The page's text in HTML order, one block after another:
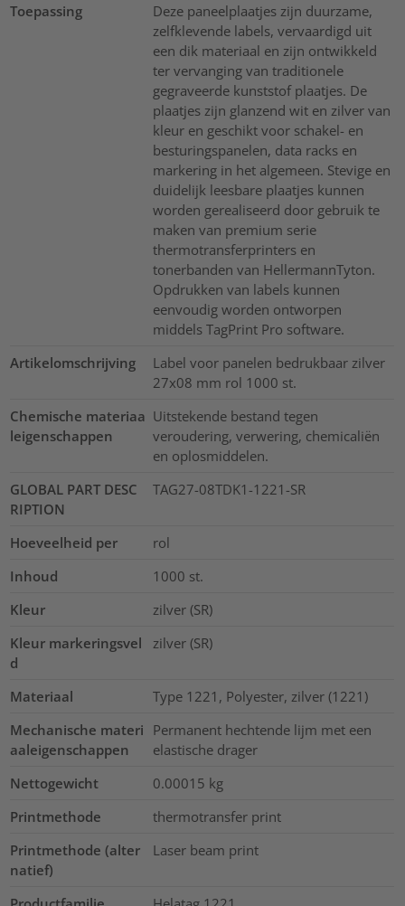
Toepassing
Deze paneelplaatjes zijn duurzame,
zelfklevende labels, vervaardigd uit
een dik materiaal en zijn ontwikkeld
ter vervanging van traditionele
gegraveerde kunststof plaatjes. De
plaatjes zijn glanzend wit en zilver van
kleur en geschikt voor schakel- en
besturingspanelen, data racks en
markering in het algemeen. Stevige en
duidelijk leesbare plaatjes kunnen
worden gerealiseerd door gebruik te
maken van premium serie
thermotransferprinters en
tonerbanden van HellermannTyton.
Opdrukken van labels kunnen
eenvoudig worden ontworpen
middels TagPrint Pro software.
Artikelomschrijving
Label voor panelen bedrukbaar zilver
27x08 mm rol 1000 st.
Chemische materiaa
leigenschappen
Uitstekende bestand tegen
veroudering, verwering, chemicaliën
en oplosmiddelen.
GLOBAL PART DESC
RIPTION
TAG27-08TDK1-1221-SR
Hoeveelheid per
rol
Inhoud
1000 st.
Kleur
zilver (SR)
Kleur markeringsvel
d
zilver (SR)
Materiaal
Type 1221, Polyester, zilver (1221)
Mechanische materi
aaleigenschappen
Permanent hechtende lijm met een
elastische drager
Nettogewicht
0.00015 kg
Printmethode
thermotransfer print
Printmethode (alter
natief)
Laser beam print